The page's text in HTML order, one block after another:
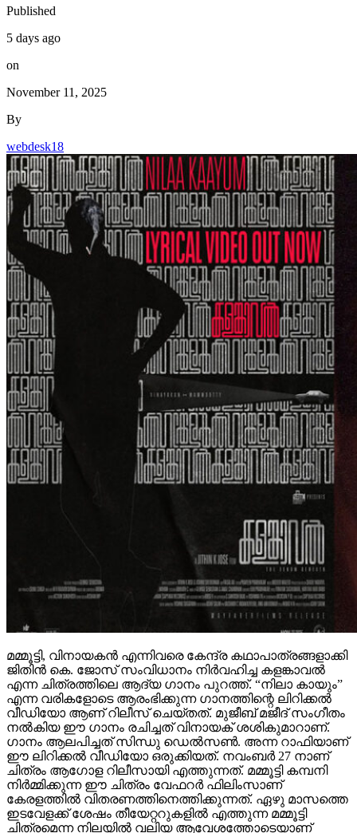
Published
5 days ago
on
November 11, 2025
By
webdesk18
മമ്മൂട്ടി, വിനായകൻ എന്നിവരെ കേന്ദ്ര കഥാപാത്രങ്ങളാക്കി
ജിതിൻ കെ. ജോസ് സംവിധാനം നിർവഹിച്ച കളങ്കാവൽ
എന്ന ചിത്രത്തിലെ ആദ്യ ഗാനം പുറത്ത്. “നിലാ കായും”
എന്ന വരികളോടെ ആരംഭിക്കുന്ന ഗാനത്തിന്റെ ലിറിക്കൽ
വീഡിയോ ആണ് റിലീസ് ചെയ്തത്. മുജീബ് മജീദ് സംഗീതം
നൽകിയ ഈ ഗാനം രചിച്ചത് വിനായക് ശശികുമാറാണ്.
ഗാനം ആലപിച്ചത് സിന്ധു ഡെൽസൺ. അന്ന റാഫിയാണ്
ഈ ലിറിക്കൽ വീഡിയോ ഒരുക്കിയത്. നവംബർ 27 നാണ്
ചിത്രം ആഗോള റിലീസായി എത്തുന്നത്. മമ്മൂട്ടി കമ്പനി
നിർമ്മിക്കുന്ന ഈ ചിത്രം വേഫറർ ഫിലിംസാണ്
കേരളത്തിൽ വിതരണത്തിനെത്തിക്കുന്നത്. ഏഴു മാസത്തെ
ഇടവേളക്ക് ശേഷം തീയേറ്ററുകളിൽ എത്തുന്ന മമ്മൂട്ടി
ചിത്രമെന്ന നിലയിൽ വലിയ ആവേശത്തോടെയാണ്